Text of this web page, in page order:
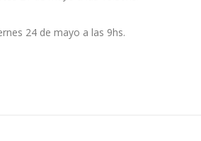
24 de mayo a las 9hs.